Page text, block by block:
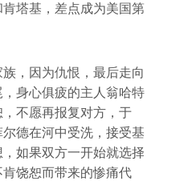
塔基，差点成为美国第
，因为仇恨，最后走向
身心俱疲的主人翁哈特
不愿再报复对方，于
德在河中受洗，接受基
如果双方一开始就选择
饶恕而带来的惨痛代